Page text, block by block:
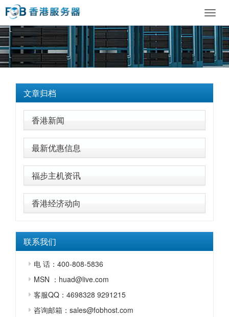
文章归档
香港新闻
最新优惠信息
福步主机资讯
香港经济动向
联系我们
电 话：400-808-5836
MSN ：huad@live.com
客服QQ：4698328 9291215
咨询邮箱：sales@fobhost.com